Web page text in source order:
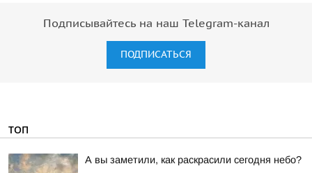
Подписывайтесь на наш Telegram-канал
ПОДПИСАТЬСЯ
ТОП
А вы заметили, как раскрасили сегодня небо?